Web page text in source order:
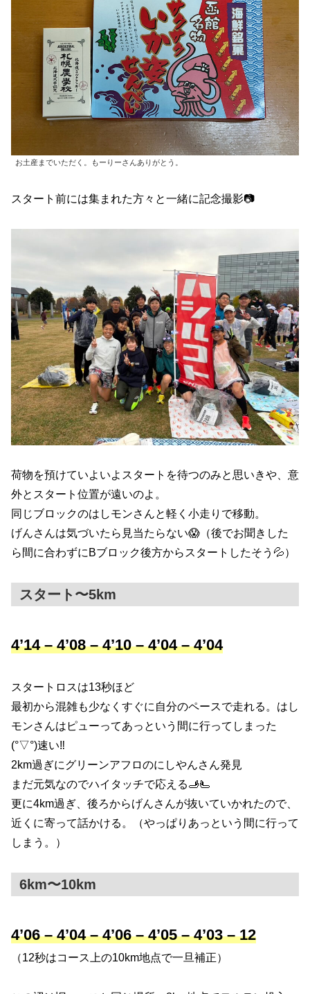
お土産までいただく。もーりーさんありがとう。
スタート前には集まれた方々と一緒に記念撮影📷
荷物を預けていよいよスタートを待つのみと思いきや、意
外とスタート位置が遠いのよ。
同じブロックのはしモンさんと軽く小走りで移動。
げんさんは気づいたら見当たらない😱（後でお聞きした
ら間に合わずにBブロック後方からスタートしたそう💦）
スタート〜5km
4’14 – 4’08 – 4’10 – 4’04 – 4’04
スタートロスは13秒ほど
最初から混雑も少なくすぐに自分のペースで走れる。はし
モンさんはピューってあっという間に行ってしまった
(°▽°)速い‼️
2km過ぎにグリーンアフロのにしやんさん発見
まだ元気なのでハイタッチで応える🫸🫷
更に4km過ぎ、後ろからげんさんが抜いていかれたので、
近くに寄って話かける。（やっぱりあっという間に行って
しまう。）
6km〜10km
4’06 – 4’04 – 4’06 – 4’05 – 4’03 – 12
（12秒はコース上の10km地点で一旦補正）